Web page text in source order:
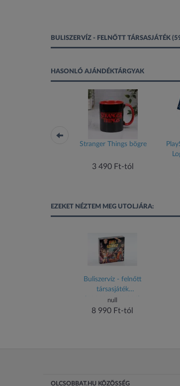
BULISZERVÍZ - FELNŐTT TÁRSASJÁTÉK
HASONLÓ AJÁNDÉKTÁRGYAK
Stranger Things bögre
3 490 Ft-tól
EZEKET NÉZTEM MEG UTOLJÁRA:
Buliszervíz - felnőtt
társasjáték
(5999886294038)
null
8 990 Ft-tól
OLCSOBBAT.HU KÖZÖSSÉG